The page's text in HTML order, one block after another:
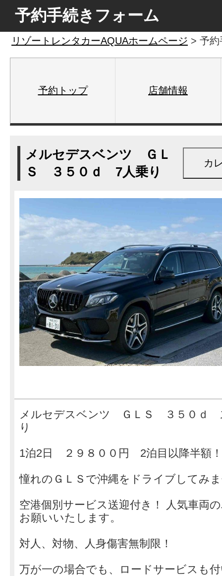
予約手続きフォーム
リゾートレンタカーAQUAホームページ > 予約
予約トップ 店舗情報
メルセデスベンツ ＧＬ
Ｓ ３５０ｄ 7人乗り
メルセデスベンツ ＧＬＳ ３５０ｄ
り
1泊2日 ２９８００円 2泊目以降半額！
憧れのＧＬＳで沖縄をドライブしてみ
空港個別サービス送迎付き！ 人気車両
お願いいたします。
対人、対物、人身傷害無制限！
万が一の場合でも、ロードサービスも